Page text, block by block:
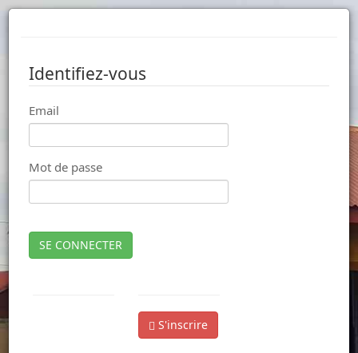
Identifiez-vous
Email
Mot de passe
SE CONNECTER
S'inscrire